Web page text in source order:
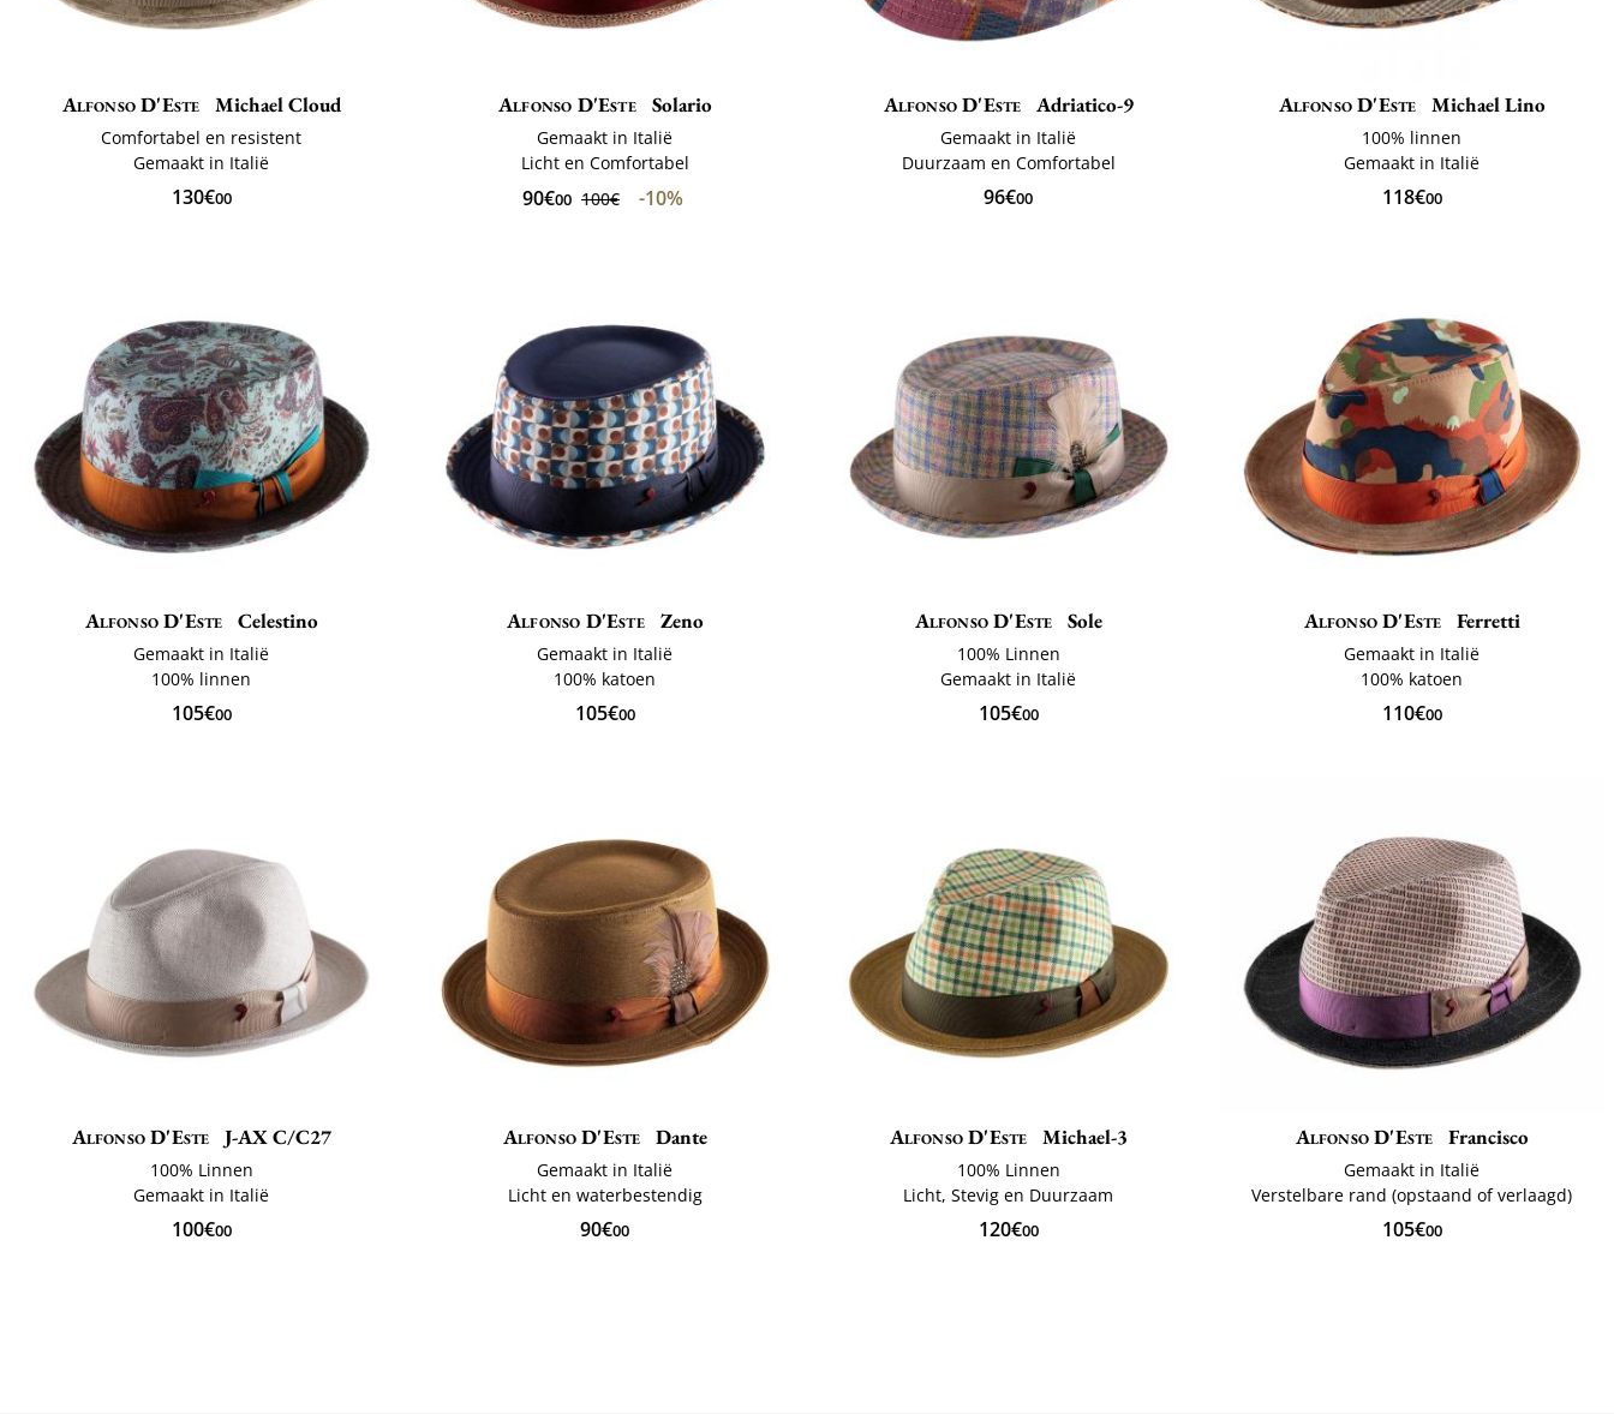
Alfonso D'Este Michael Cloud
Comfortabel en resistent
Gemaakt in Italië
130€00
Alfonso D'Este Solario
Gemaakt in Italië
Licht en Comfortabel
90€00 100€ -10%
Alfonso D'Este Adriatico-9
Gemaakt in Italië
Duurzaam en Comfortabel
96€00
Alfonso D'Este Michael Lino
100% linnen
Gemaakt in Italië
118€00
Alfonso D'Este Celestino
Gemaakt in Italië
100% linnen
105€00
Alfonso D'Este Zeno
Gemaakt in Italië
100% katoen
105€00
Alfonso D'Este Sole
100% Linnen
Gemaakt in Italië
105€00
Alfonso D'Este Ferretti
Gemaakt in Italië
100% katoen
110€00
Alfonso D'Este J-AX C/C27
100% Linnen
Gemaakt in Italië
100€00
Alfonso D'Este Dante
Gemaakt in Italië
Licht en waterbestendig
90€00
Alfonso D'Este Michael-3
100% Linnen
Licht, Stevig en Duurzaam
120€00
Alfonso D'Este Francisco
Gemaakt in Italië
Verstelbare rand (opstaand of verlaagd)
105€00